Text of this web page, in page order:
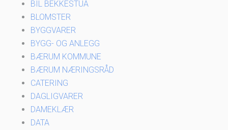
BIL BEKKESTUA
BLOMSTER
BYGGVARER
BYGG- OG ANLEGG
BÆRUM KOMMUNE
BÆRUM NÆRINGSRÅD
CATERING
DAGLIGVARER
DAMEKLÆR
DATA